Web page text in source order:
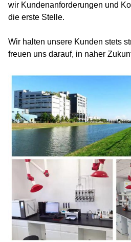
wir Kundenanforderungen und
die erste Stelle.
Wir halten unsere Kunden stets
freuen uns darauf, in naher